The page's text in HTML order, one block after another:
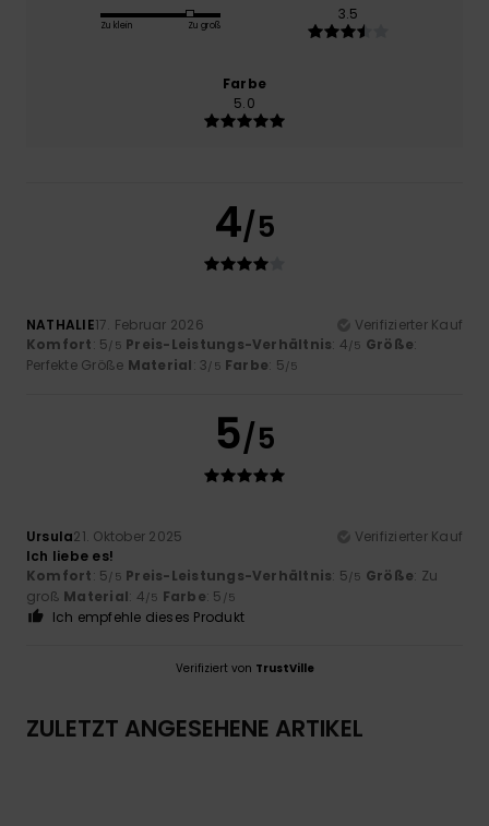
Zu klein Zu groß
3.5
Farbe
5.0
4/5
NATHALIE17. Februar 2026
Verifizierter Kauf
Komfort: 5/5 Preis-Leistungs-Verhältnis: 4/5 Größe:
Perfekte Größe Material: 3/5 Farbe: 5/5
5/5
Ursula21. Oktober 2025
Verifizierter Kauf
Ich liebe es!
Komfort: 5/5 Preis-Leistungs-Verhältnis: 5/5 Größe: Zu
groß Material: 4/5 Farbe: 5 /5
Ich empfehle dieses Produkt
Verifiziert von TrustVille
ZULETZT ANGESEHENE ARTIKEL